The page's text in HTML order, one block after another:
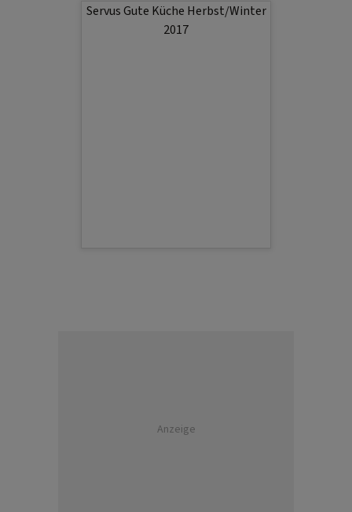
Servus Gute Küche Herbst/Winter
2017
Anzeige